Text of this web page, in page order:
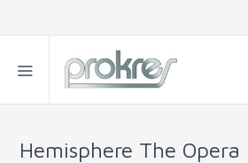
Hemisphere The Opera